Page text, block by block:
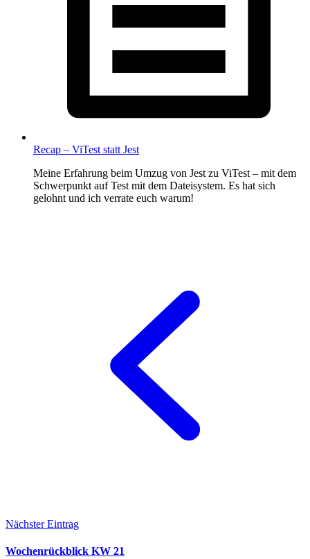
Recap – ViTest statt Jest
Meine Erfahrung beim Umzug von Jest zu ViTest – mit dem
Schwerpunkt auf Test mit dem Dateisystem. Es hat sich
gelohnt und ich verrate euch warum!
Nächster Eintrag
Wochenrückblick KW 21